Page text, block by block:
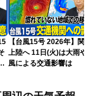
【台風15号 2026年】関
上陸へ 11日(火)は大雨や
風による交通影響は